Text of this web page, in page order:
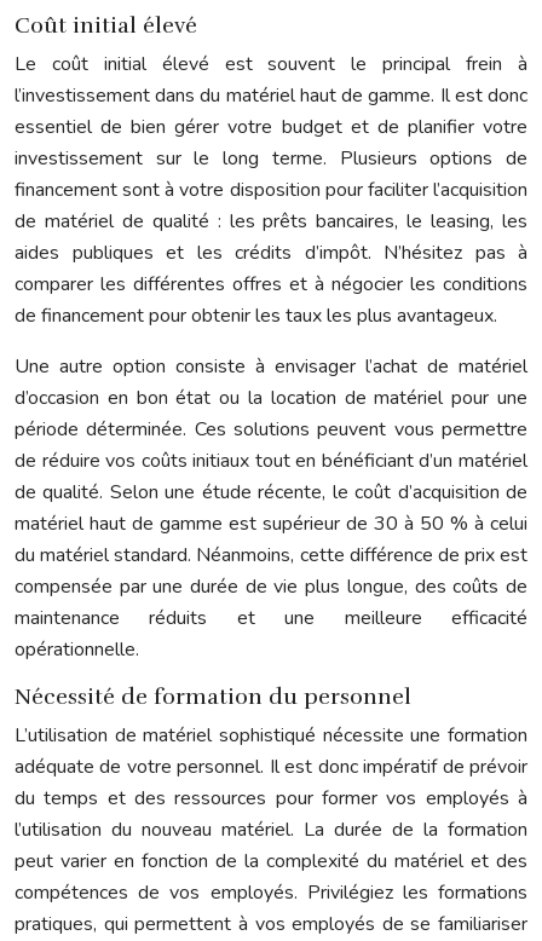
Coût initial élevé
Le coût initial élevé est souvent le principal frein à
l’investissement dans du matériel haut de gamme. Il est donc
essentiel de bien gérer votre budget et de planifier votre
investissement sur le long terme. Plusieurs options de
financement sont à votre disposition pour faciliter l’acquisition
de matériel de qualité : les prêts bancaires, le leasing, les
aides publiques et les crédits d’impôt. N’hésitez pas à
comparer les différentes offres et à négocier les conditions
de financement pour obtenir les taux les plus avantageux.
Une autre option consiste à envisager l’achat de matériel
d’occasion en bon état ou la location de matériel pour une
période déterminée. Ces solutions peuvent vous permettre
de réduire vos coûts initiaux tout en bénéficiant d’un matériel
de qualité. Selon une étude récente, le coût d’acquisition de
matériel haut de gamme est supérieur de 30 à 50 % à celui
du matériel standard. Néanmoins, cette différence de prix est
compensée par une durée de vie plus longue, des coûts de
maintenance réduits et une meilleure efficacité
opérationnelle.
Nécessité de formation du personnel
L’utilisation de matériel sophistiqué nécessite une formation
adéquate de votre personnel. Il est donc impératif de prévoir
du temps et des ressources pour former vos employés à
l’utilisation du nouveau matériel. La durée de la formation
peut varier en fonction de la complexité du matériel et des
compétences de vos employés. Privilégiez les formations
pratiques, qui permettent à vos employés de se familiariser